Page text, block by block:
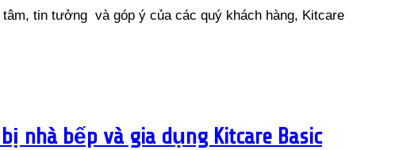
tin tưởng và góp ý của các quý khách hàng, Kitcare
nhà bếp và gia dụng Kitcare Basic